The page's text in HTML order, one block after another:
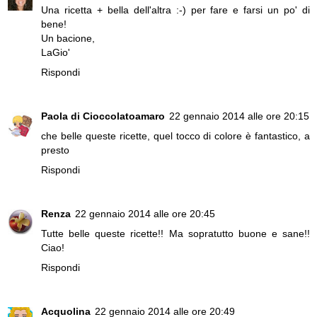
Una ricetta + bella dell'altra :-) per fare e farsi un po' di
bene!
Un bacione,
LaGio'
Rispondi
Paola di Cioccolatoamaro 22 gennaio 2014 alle ore 20:15
che belle queste ricette, quel tocco di colore è fantastico, a
presto
Rispondi
Renza 22 gennaio 2014 alle ore 20:45
Tutte belle queste ricette!! Ma sopratutto buone e sane!!
Ciao!
Rispondi
Acquolina 22 gennaio 2014 alle ore 20:49